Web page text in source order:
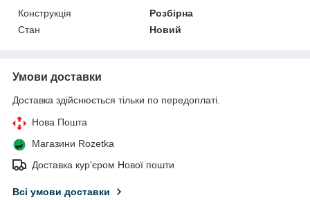
Конструкція
Розбірна
Стан
Новий
Умови доставки
Доставка здійснюється тільки по передоплаті.
Нова Пошта
Магазини Rozetka
Доставка кур'єром Нової пошти
Всі умови доставки